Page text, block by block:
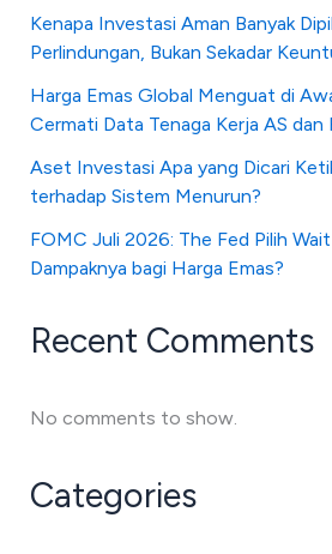
Kenapa Investasi Aman Banyak
Perlindungan, Bukan Sekadar
Harga Emas Global Menguat di
Cermati Data Tenaga Kerja AS
Aset Investasi Apa yang Dicari
terhadap Sistem Menurun?
FOMC Juli 2026: The Fed Pilih
Dampaknya bagi Harga Emas?
Recent Comments
No comments to show.
Categories